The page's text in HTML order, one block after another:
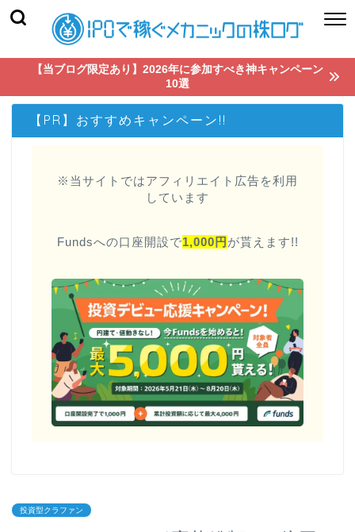
【当ブログ限定あり】2026年に参加すべき神キャンペーン
10選
【PR】おすすめキャンペーン!!
※当サイトではアフィリエイト広告を利用
しています
Fundsへの口座開設で1,000円 が貰えます!!
投資型クラファン